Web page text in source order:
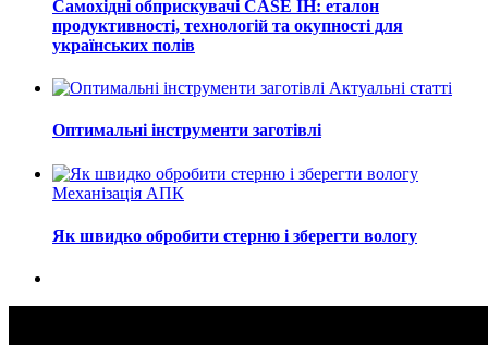
Самохідні обприскувачі CASE IH: еталон
продуктивності, технологій та окупності для
українських полів
Актуальні статті
Оптимальні інструменти заготівлі
Механізація АПК
Як швидко обробити стерню і зберегти вологу